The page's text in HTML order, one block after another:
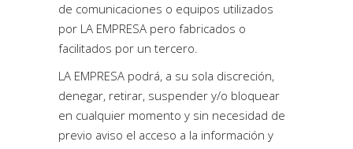
de comunicaciones o equipos utilizados
por LA EMPRESA pero fabricados o
facilitados por un tercero.
LA EMPRESA podrá, a su sola discreción,
denegar, retirar, suspender y/o bloquear
en cualquier momento y sin necesidad de
previo aviso el acceso a la información y